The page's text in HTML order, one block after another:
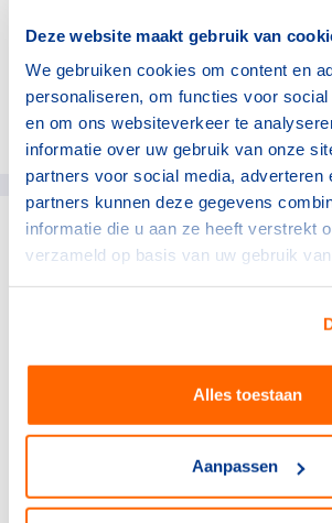
Deze website maakt gebruik van
We gebruiken cookies om content en
personaliseren, om functies voor
en om ons websiteverkeer te
informatie over uw gebruik van onze
partners voor social media, adverteren
partners kunnen deze gegevens
informatie die u aan ze heeft verstrekt
verzameld op basis van uw gebruik
Alles toestaan
Aanpassen
Deel dit artikel op social media:
gerelateerde artikelen
kleinbedrijf
voor
15 juli 2026
NOC*NSF
Sport en